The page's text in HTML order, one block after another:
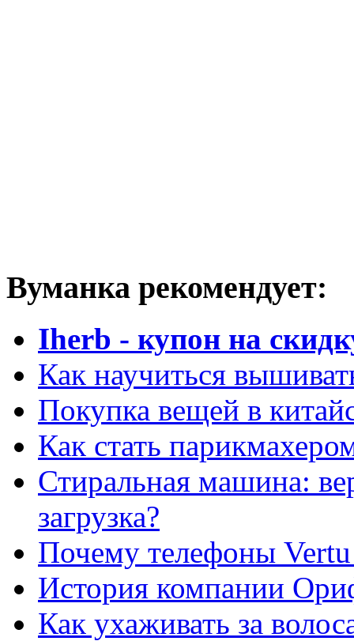
Вуманка рекомендует:
Iherb - купон на
Как научиться
Покупка вещей в
Как стать
Стиральная машина:
загрузка?
Почему телефоны Vertu
История компании
Как ухаживать за